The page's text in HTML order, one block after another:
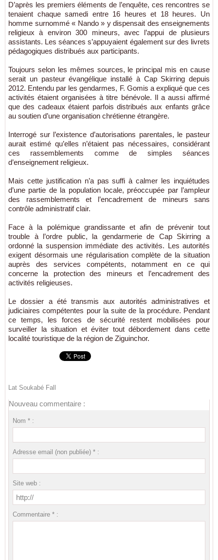
D’après les premiers éléments de l’enquête, ces rencontres se
tenaient chaque samedi entre 16 heures et 18 heures. Un
homme surnommé « Nando » y dispensait des enseignements
religieux à environ 300 mineurs, avec l’appui de plusieurs
assistants. Les séances s’appuyaient également sur des livrets
pédagogiques distribués aux participants.
Toujours selon les mêmes sources, le principal mis en cause
serait un pasteur évangélique installé à Cap Skirring depuis
2012. Entendu par les gendarmes, F. Gomis a expliqué que ces
activités étaient organisées à titre bénévole. Il a aussi affirmé
que des cadeaux étaient parfois distribués aux enfants grâce
au soutien d’une organisation chrétienne étrangère.
Interrogé sur l’existence d’autorisations parentales, le pasteur
aurait estimé qu’elles n’étaient pas nécessaires, considérant
ces rassemblements comme de simples séances
d’enseignement religieux.
Mais cette justification n’a pas suffi à calmer les inquiétudes
d’une partie de la population locale, préoccupée par l’ampleur
des rassemblements et l’encadrement de mineurs sans
contrôle administratif clair.
Face à la polémique grandissante et afin de prévenir tout
trouble à l’ordre public, la gendarmerie de Cap Skirring a
ordonné la suspension immédiate des activités. Les autorités
exigent désormais une régularisation complète de la situation
auprès des services compétents, notamment en ce qui
concerne la protection des mineurs et l’encadrement des
activités religieuses.
Le dossier a été transmis aux autorités administratives et
judiciaires compétentes pour la suite de la procédure. Pendant
ce temps, les forces de sécurité restent mobilisées pour
surveiller la situation et éviter tout débordement dans cette
localité touristique de la région de Ziguinchor.
Lat Soukabé Fall
Nouveau commentaire :
Nom * :
Adresse email (non publiée) * :
Site web :
Commentaire * :